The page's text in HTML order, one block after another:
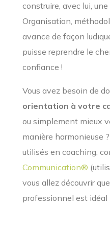
construire, avec lui,
Organisation,
avance de façon
puisse reprendre le
confiance !
Vous avez besoin de
orientation à votre
ou simplement mieux
manière harmonieuse
utilisés en coaching,
Communication®
vous allez découvrir
professionnel est idéal